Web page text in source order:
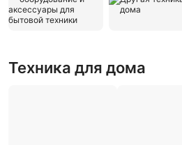
Техника для дома